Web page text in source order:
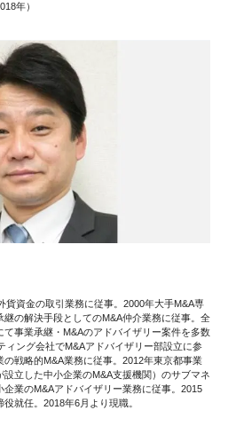
年）
貨資金の取引業務に従事。2000年大手M&A専
の解決手段としてのM&A仲介業務に従事。全
て事業承継・M&Aのアドバイザリー案件を多数
ィング会社でM&Aアドバイザリー部設立に参
戦略的M&A業務に従事。2012年東京都事業
立した中小企業のM&A支援機関）のサブマネ
業のM&Aアドバイザリー業務に従事。2015
就任。2018年6月より現職。